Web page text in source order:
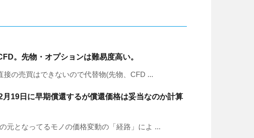
。先物・オプションは難易度高い。
の売買はできないので代替物(先物、CFD ...
19日に早期償還するが償還価格は妥当なのか計算
元となってるモノの価格変動の「経路」によ ...